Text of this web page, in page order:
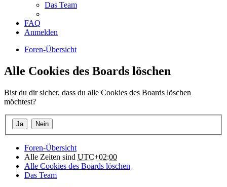
Das Team
FAQ
Anmelden
Foren-Übersicht
Alle Cookies des Boards löschen
Bist du dir sicher, dass du alle Cookies des Boards löschen
möchtest?
Foren-Übersicht
Alle Zeiten sind UTC+02:00
Alle Cookies des Boards löschen
Das Team